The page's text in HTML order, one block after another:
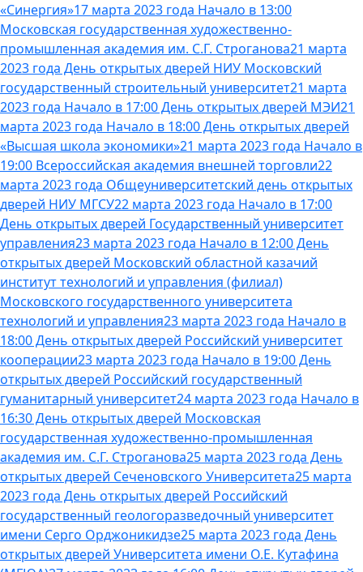
«Синергия»17 марта 2023 года Начало в 13:00
Московская государственная художественно-
промышленная академия им. С.Г. Строганова21 марта
2023 года День открытых дверей НИУ Московский
государственный строительный университет21 марта
2023 года Начало в 17:00 День открытых дверей МЭИ21
марта 2023 года Начало в 18:00 День открытых дверей
«Высшая школа экономики»21 марта 2023 года Начало в
19:00 Всероссийская академия внешней торговли22
марта 2023 года Общеуниверситетский день открытых
дверей НИУ МГСУ22 марта 2023 года Начало в 17:00
День открытых дверей Государственный университет
управления23 марта 2023 года Начало в 12:00 День
открытых дверей Московский областной казачий
институт технологий и управления (филиал)
Московского государственного университета
технологий и управления23 марта 2023 года Начало в
18:00 День открытых дверей Российский университет
кооперации23 марта 2023 года Начало в 19:00 День
открытых дверей Российский государственный
гуманитарный университет24 марта 2023 года Начало в
16:30 День открытых дверей Московская
государственная художественно-промышленная
академия им. С.Г. Строганова25 марта 2023 года День
открытых дверей Сеченовского Университета25 марта
2023 года День открытых дверей Российский
государственный геологоразведочный университет
имени Серго Орджоникидзе25 марта 2023 года День
открытых дверей Университета имени О.Е. Кутафина